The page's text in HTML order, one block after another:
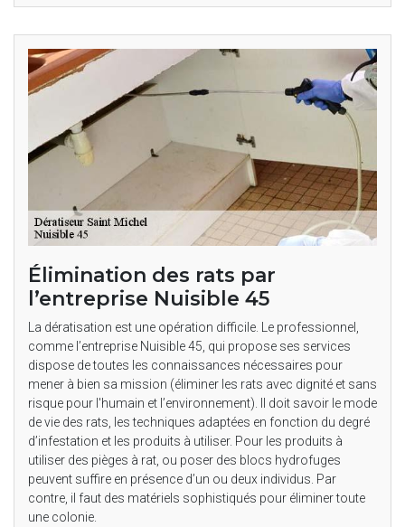
Élimination des rats par
l’entreprise Nuisible 45
La dératisation est une opération difficile. Le professionnel,
comme l’entreprise Nuisible 45, qui propose ses services
dispose de toutes les connaissances nécessaires pour
mener à bien sa mission (éliminer les rats avec dignité et sans
risque pour l'humain et l’environnement). Il doit savoir le mode
de vie des rats, les techniques adaptées en fonction du degré
d’infestation et les produits à utiliser. Pour les produits à
utiliser des pièges à rat, ou poser des blocs hydrofuges
peuvent suffire en présence d’un ou deux individus. Par
contre, il faut des matériels sophistiqués pour éliminer toute
une colonie.